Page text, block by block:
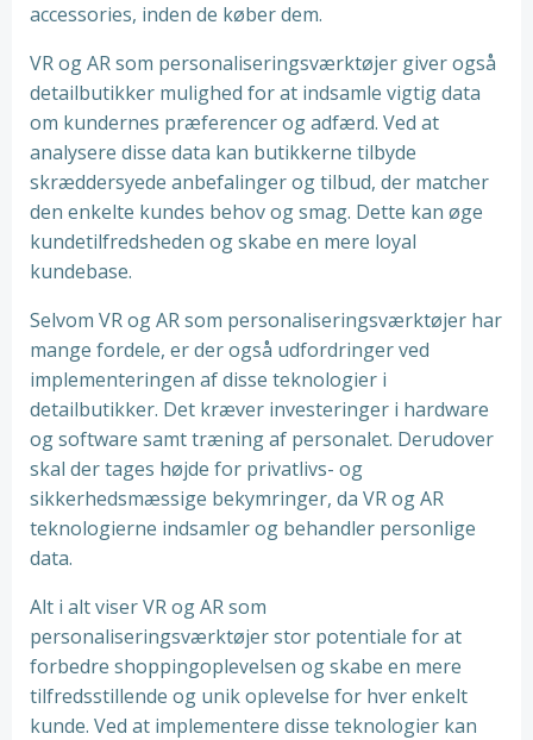
accessories, inden de køber dem.
VR og AR som personaliseringsværktøjer giver også
detailbutikker mulighed for at indsamle vigtig data
om kundernes præferencer og adfærd. Ved at
analysere disse data kan butikkerne tilbyde
skræddersyede anbefalinger og tilbud, der matcher
den enkelte kundes behov og smag. Dette kan øge
kundetilfredsheden og skabe en mere loyal
kundebase.
Selvom VR og AR som personaliseringsværktøjer har
mange fordele, er der også udfordringer ved
implementeringen af disse teknologier i
detailbutikker. Det kræver investeringer i hardware
og software samt træning af personalet. Derudover
skal der tages højde for privatlivs- og
sikkerhedsmæssige bekymringer, da VR og AR
teknologierne indsamler og behandler personlige
data.
Alt i alt viser VR og AR som
personaliseringsværktøjer stor potentiale for at
forbedre shoppingoplevelsen og skabe en mere
tilfredsstillende og unik oplevelse for hver enkelt
kunde. Ved at implementere disse teknologier kan